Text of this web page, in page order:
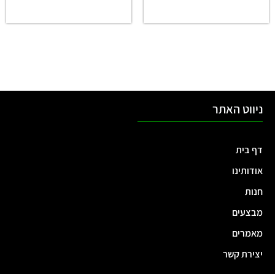
ניווט האתר
דף בית
אודותינו
חנות
מבצעים
מאמרים
יצירת קשר